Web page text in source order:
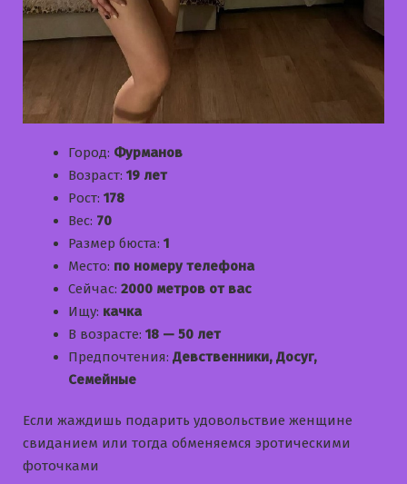
Город: Фурманов
Возраст: 19 лет
Рост: 178
Вес: 70
Размер бюста: 1
Место: по номеру телефона
Сейчас: 2000 метров от вас
Ищу: качка
В возрасте: 18 — 50 лет
Предпочтения: Девственники, Досуг,
Семейные
Если жаждишь подарить удовольствие женщине
свиданием или тогда обменяемся эротическими
фоточками